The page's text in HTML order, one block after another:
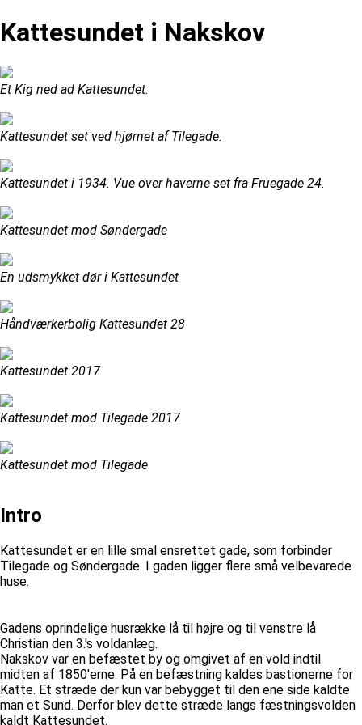
Kattesundet i Nakskov
Et Kig ned ad Kattesundet.
Kattesundet set ved hjørnet af Tilegade.
Kattesundet i 1934. Vue over haverne set fra Fruegade 24.
Kattesundet mod Søndergade
En udsmykket dør i Kattesundet
Håndværkerbolig Kattesundet 28
Kattesundet 2017
Kattesundet mod Tilegade 2017
Kattesundet mod Tilegade
Intro
Kattesundet er en lille smal ensrettet gade, som forbinder
Tilegade og Søndergade. I gaden ligger flere små velbevarede
huse.
Gadens oprindelige husrække lå til højre og til venstre lå
Christian den 3.'s voldanlæg.
Nakskov var en befæstet by og omgivet af en vold indtil
midten af 1850'erne. På en befæstning kaldes bastionerne for
Katte. Et stræde der kun var bebygget til den ene side kaldte
man et Sund. Derfor blev dette stræde langs fæstningsvolden
kaldt Kattesundet.